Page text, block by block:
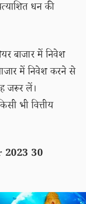
धन की
बाजार में निवेश
में निवेश करने से
जरूर लें।
भी वित्तीय
2023 30